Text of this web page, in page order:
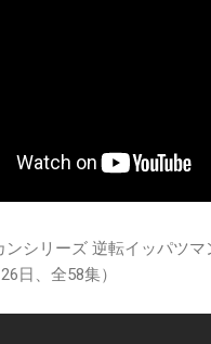
ンシリーズ 逆転イッパツマ
日、全58集）